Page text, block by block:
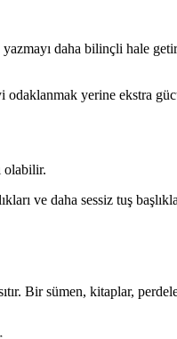
daha bilinçli hale
odaklanmak yerine ekstra
olabilir.
ve daha sessiz tuş
Bir sümen, kitaplar,